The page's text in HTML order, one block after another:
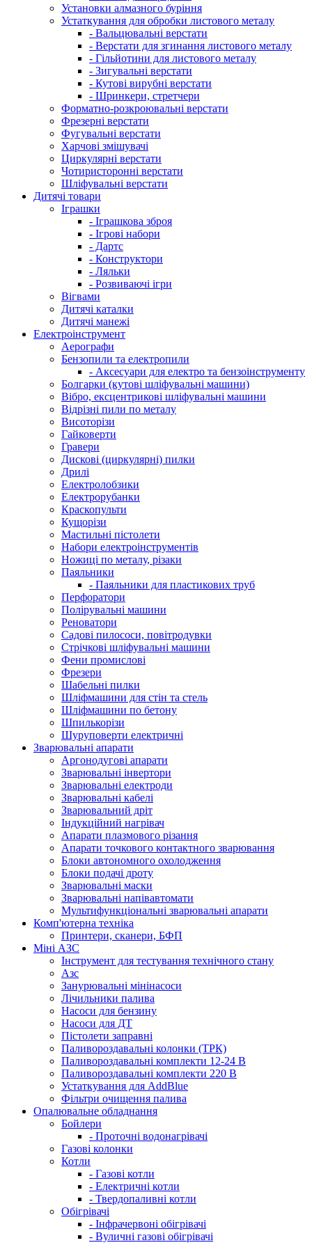
Установки алмазного буріння
Устаткування для обробки листового металу
- Вальцювальні верстати
- Верстати для згинання листового металу
- Гільйотини для листового металу
- Зигувальні верстати
- Кутові вирубні верстати
- Шринкери, стретчери
Форматно-розкроювальні верстати
Фрезерні верстати
Фугувальні верстати
Харчові змішувачі
Циркулярні верстати
Чотиристоронні верстати
Шліфувальні верстати
Дитячі товари
Іграшки
- Іграшкова зброя
- Ігрові набори
- Дартс
- Конструктори
- Ляльки
- Розвиваючі ігри
Вігвами
Дитячі каталки
Дитячі манежі
Електроінструмент
Аерографи
Бензопили та електропили
- Аксесуари для електро та бензоінструменту
Болгарки (кутові шліфувальні машини)
Вібро, ексцентрикові шліфувальні машини
Відрізні пили по металу
Висоторізи
Гайковерти
Гравери
Дискові (циркулярні) пилки
Дрилі
Електролобзики
Електрорубанки
Краскопульти
Кущорізи
Мастильні пістолети
Набори електроінструментів
Ножиці по металу, різаки
Паяльники
- Паяльники для пластикових труб
Перфоратори
Полірувальні машини
Реноватори
Садові пилососи, повітродувки
Стрічкові шліфувальні машини
Фени промислові
Фрезери
Шабельні пилки
Шліфмашини для стін та стель
Шліфмашини по бетону
Шпилькорізи
Шуруповерти електричні
Зварювальні апарати
Аргонодугові апарати
Зварювальні інвертори
Зварювальні електроди
Зварювальні кабелі
Зварювальний дріт
Індукційний нагрівач
Апарати плазмового різання
Апарати точкового контактного зварювання
Блоки автономного охолодження
Блоки подачі дроту
Зварювальні маски
Зварювальні напівавтомати
Мультифункціональні зварювальні апарати
Комп'ютерна техніка
Принтери, сканери, БФП
Міні АЗС
Інструмент для тестування технічного стану
Азс
Занурювальні мінінасоси
Лічильники палива
Насоси для бензину
Насоси для ДТ
Пістолети заправні
Паливороздавальні колонки (ТРК)
Паливороздавальні комплекти 12-24 В
Паливороздавальні комплекти 220 В
Устаткування для AddBlue
Фільтри очищення палива
Опалювальне обладнання
Бойлери
- Проточні водонагрівачі
Газові колонки
Котли
- Газові котли
- Електричні котли
- Твердопаливні котли
Обігрівачі
- Інфрачервоні обігрівачі
- Вуличні газові обігрівачі